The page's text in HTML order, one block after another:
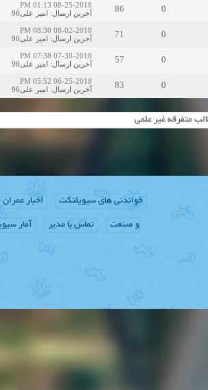
0
86
08-25-2018 01:13 PM
آخرین ارسال: امیر علی96
0
71
08-02-2018 08:30 PM
آخرین ارسال: امیر علی96
0
57
07-30-2018 07:38 PM
آخرین ارسال: امیر علی96
0
83
06-25-2018 05:52 PM
آخرین ارسال: امیر علی96
خواندنی های سیویلتکت اخبار
و صنعت تماس با مدیر آمار